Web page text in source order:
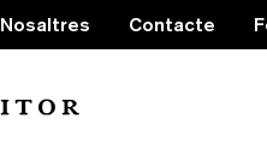
Nosaltres Contacte
Arnau